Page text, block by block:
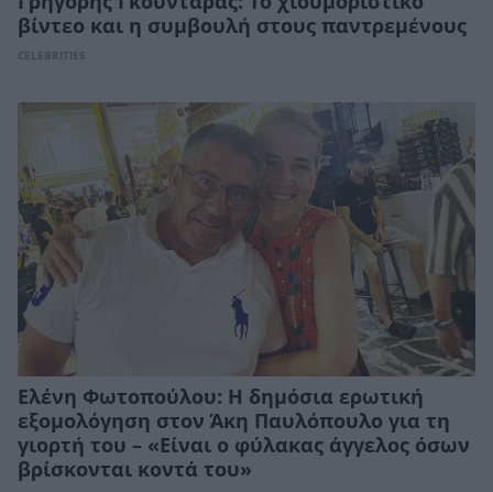
βίντεο και η συμβουλή στους παντρεμένους
CELEBRITIES
Ελένη Φωτοπούλου: Η δημόσια ερωτική
εξομολόγηση στον Άκη Παυλόπουλο για τη
γιορτή του – «Είναι ο φύλακας άγγελος όσων
βρίσκονται κοντά του»